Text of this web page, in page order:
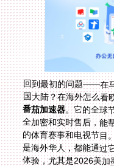
回到最初的问题——在
国大陆？在海外怎么看
番茄加速器。它的全球
全加密和实时
的体育赛事和
是海外华人，
体验，尤其是2026美加